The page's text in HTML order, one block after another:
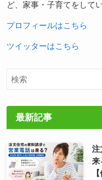
ど、家事・子育てをして
プロフィールはこちら
ツイッターはこちら
最新記事
注
来